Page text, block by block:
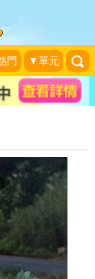
門 ▼單元
林花園休